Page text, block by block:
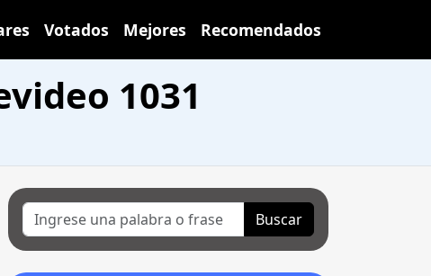
Votados Mejores Recomendados
1031
Buscar